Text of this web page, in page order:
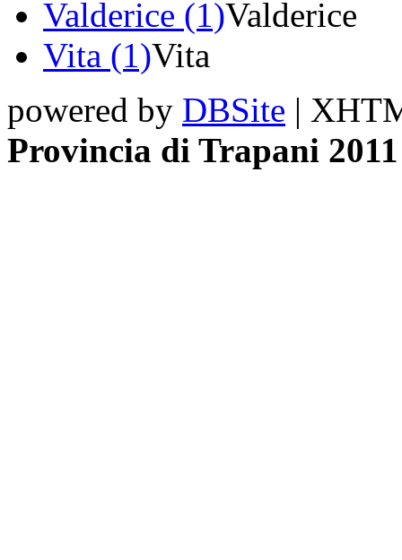
Valderice (1)Valderice
Vita (1)Vita
powered by DBSite |
Provincia di Trapani 2011